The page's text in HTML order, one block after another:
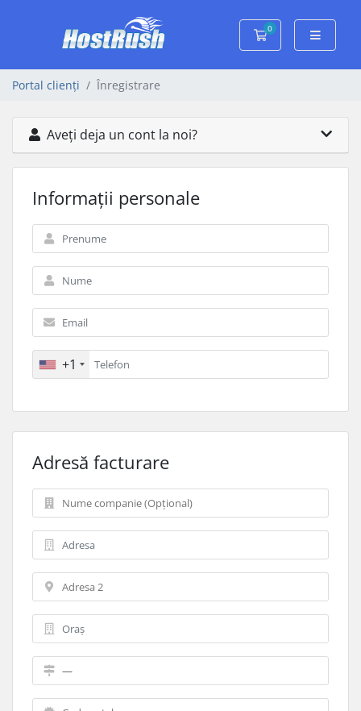
0
Coș de
Portal clienți Înregistrare
Aveți deja un cont la noi?
Informații personale
+1
Adresă facturare